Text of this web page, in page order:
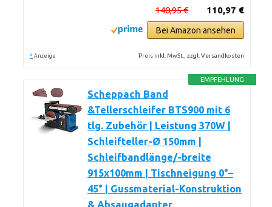
110,97 €
140,95 €
Bei Amazon ansehen
* Anzeige Preis inkl. MwSt., zzgl. Versandkosten
EMPFEHLUNG
Scheppach Band
&Tellerschleifer BTS900 mit 6
tlg. Zubehör | Leistung 370W |
Schleifteller-Ø 150mm |
Schleifbandlänge/-breite
915x100mm | Tischneigung 0°–
45° | Gussmaterial-Konstruktion
& Absaugadapter